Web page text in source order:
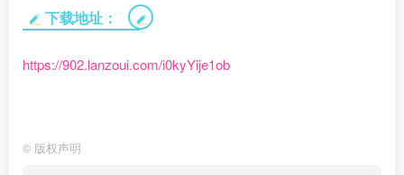
下载地址：
https://902.lanzoui.com/i0kyYije1ob
© 版权声明